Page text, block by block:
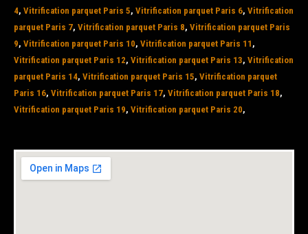
4, Vitrification parquet Paris 5, Vitrification parquet Paris 6, Vitrification
parquet Paris 7, Vitrification parquet Paris 8, Vitrification parquet Paris
9, Vitrification parquet Paris 10, Vitrification parquet Paris 11 ,
Vitrification parquet Paris 12, Vitrification parquet Paris 13, Vitrification
parquet Paris 14, Vitrification parquet Paris 15, Vitrification parquet
Paris 16, Vitrification parquet Paris 17, Vitrification parquet Paris 18,
Vitrification parquet Paris 19, Vitrification parquet Paris 20,